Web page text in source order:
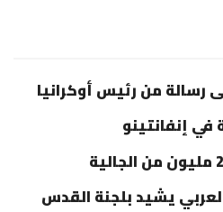
رسالة من رئيس أوكرانيا
في إنفانتينو
العربي يشيد بلجنة القدس